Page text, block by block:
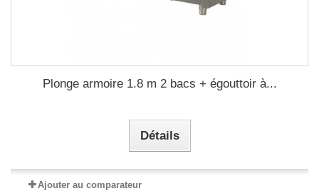
Plonge armoire 1.8 m 2 bacs + égouttoir à...
Détails
Ajouter au comparateur